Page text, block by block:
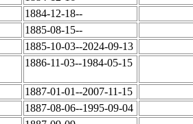
1884-12-18--
1885-08-15--
1885-10-03--2024-09-13
1886-11-03--1984-05-15
1887-01-01--2007-11-15
1887-08-06--1995-09-04